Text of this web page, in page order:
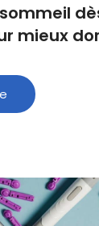
mieux